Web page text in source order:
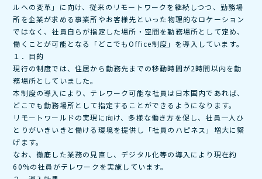
ルへの変革」に向け、従来のリモートワークを継続しつつ、勤務場
所を企業が求める事業所やお客様先といった物理的なロケーション
ではなく、社員自らが指定した場所・空間を勤務場所として定め、
働くことが可能となる「どこでもOffice制度」を導入しています。
１．目的
現行の制度では、住居から勤務先までの移動時間が2時間以内を勤
務場所としていました。
本制度の導入により、テレワーク可能な社員は日本国内であれば、
どこでも勤務場所として指定することができるようになります。
リモートワールドの実現に向け、多様な働き方を促し、社員一人ひ
とりがいきいきと働ける環境を提供し「社員のハピネス」増大に繋
げます。
なお、徹底した業務の見直し、デジタル化等の導入により現在約
60%の社員がテレワークを実施しています。